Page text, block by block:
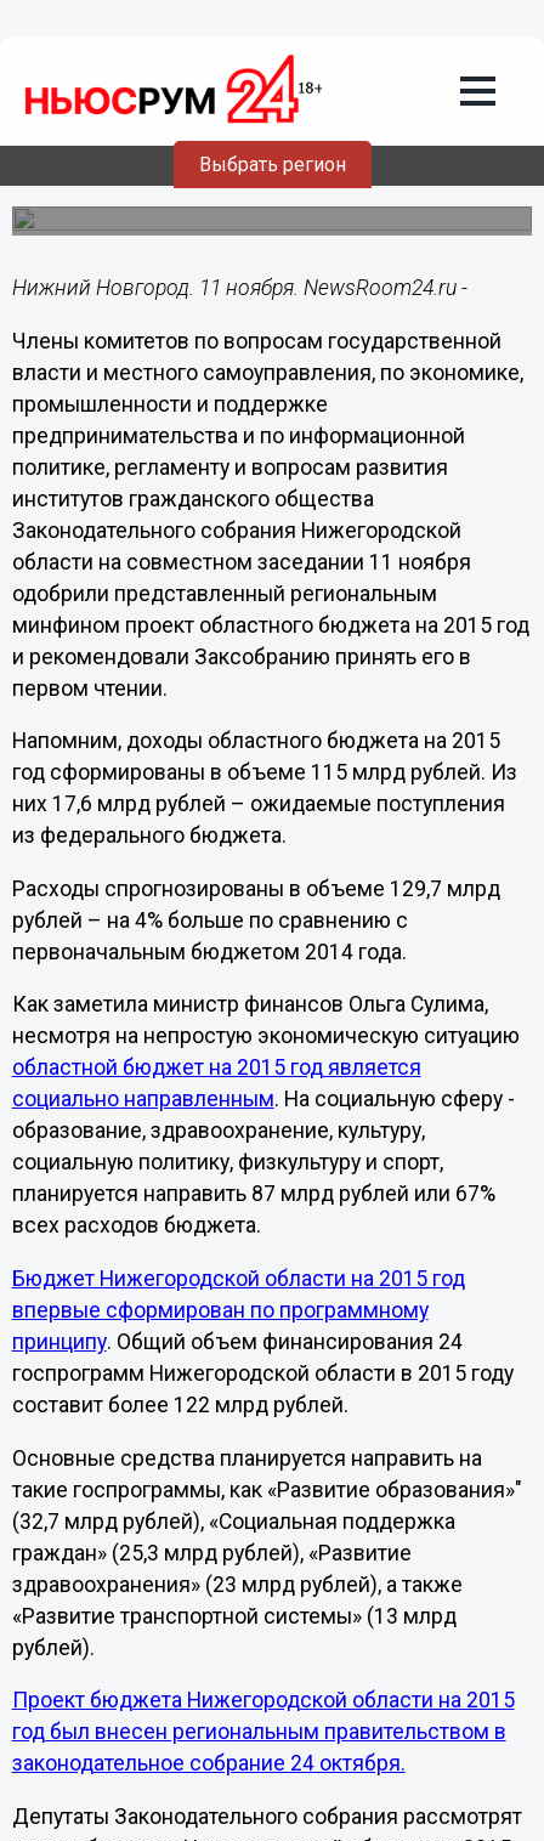
Выбрать регион
предварительно одобрили проект
бюджета Нижегородской области на
2015 год
Вопрос о принятии областного бюджета будет
рассматриваться на ноябрьском заседании
Заксобрания.
Нижний Новгород. 11 ноября. NewsRoom24.ru -
Члены комитетов по вопросам государственной
власти и местного самоуправления, по экономике,
промышленности и поддержке
предпринимательства и по информационной
политике, регламенту и вопросам развития
институтов гражданского общества
Законодательного собрания Нижегородской
области на совместном заседании 11 ноября
одобрили представленный региональным
минфином проект областного бюджета на 2015 год
и рекомендовали Заксобранию принять его в
первом чтении.
Напомним, доходы областного бюджета на 2015
год сформированы в объеме 115 млрд рублей. Из
них 17,6 млрд рублей – ожидаемые поступления
из федерального бюджета.
Расходы спрогнозированы в объеме 129,7 млрд
рублей – на 4% больше по сравнению с
первоначальным бюджетом 2014 года.
Как заметила министр финансов Ольга Сулима,
несмотря на непростую экономическую ситуацию
областной бюджет на 2015 год является
социальнонаправленным. На социальную сферу -
образование, здравоохранение, культуру,
социальную политику, физкультуру и спорт,
планируется направить 87 млрд рублей или 67%
всех расходов бюджета.
Бюджет Нижегородской области на 2015 год
впервые сформирован по программному
принципу. Общий объем финансирования 24
госпрограмм Нижегородской области в 2015 году
составит более 122 млрд рублей.
Основные средства планируется направить на
такие госпрограммы, как «Развитие образования»"
(32,7 млрд рублей), «Социальная поддержка
граждан» (25,3 млрд рублей), «Развитие
здравоохранения» (23 млрд рублей), а также
«Развитие транспортной системы» (13 млрд
рублей).
Проект бюджета Нижегородской области на 2015
год был внесен региональным правительством в
законодательное собрание 24 октября.
Депутаты Законодательного собрания рассмотрят